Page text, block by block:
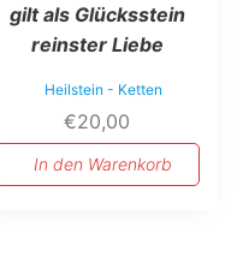
gilt als Glücksstein
reinster Liebe
Heilstein - Ketten
€20,00
In den Warenkorb